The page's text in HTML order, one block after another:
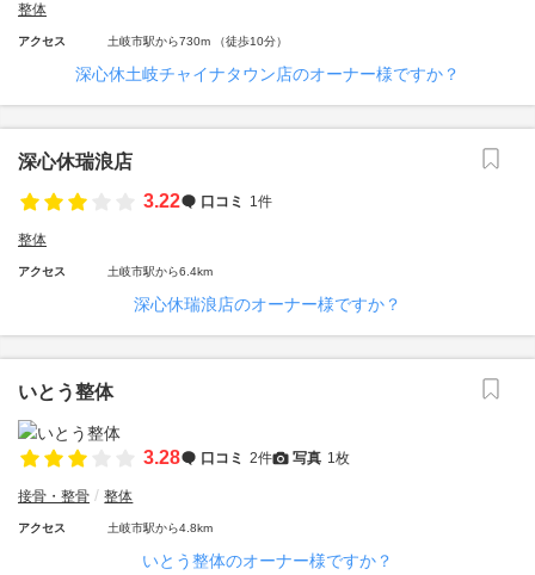
整体
アクセス 土岐市駅から730m （徒歩10分）
深心休土岐チャイナタウン店のオーナー様ですか？
深心休瑞浪店
3.22
口コミ 1件
整体
アクセス 土岐市駅から6.4km
深心休瑞浪店のオーナー様ですか？
いとう整体
3.28 口コミ 2件 写真 1枚
接骨・整骨 整体
アクセス 土岐市駅から4.8km
いとう整体のオーナー様ですか？